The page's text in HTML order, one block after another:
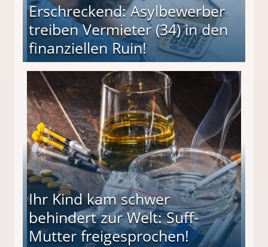
Erschreckend: Asylbewerber
treiben Vermieter (34) in den
finanziellen Ruin!
(34) in den finanziellen Ruin!
Ihr Kind kam schwer
behindert zur Welt: Suff-
Mutter freigesprochen!